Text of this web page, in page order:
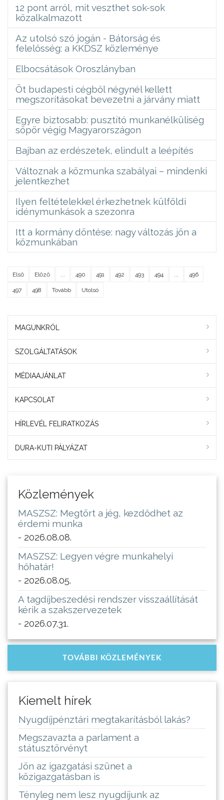
12 pont arról, mit veszthet sok-sok
közalkalmazott
Az utolsó szó jogán - Bátorság és
felelősség: a KKDSZ közleménye
Elbocsátások Oroszlányban
Öt budapesti cégből négynél kellett
megszorításokat bevezetni a járvány miatt
Egyre biztosabb: pusztító munkanélküliség
söpör végig Magyarországon
Bajban az erdészetek, elindult a leépítés
Változnak a közmunka szabályai – mindenki
jelentkezhet
Ilyen feltételekkel érkezhetnek külföldi
idénymunkások a szezonra
Itt a kormány döntése: nagy változás jön a
közmunkában
Első Előző 490 491 492 493 494 496
497 498 Tovább Utolsó
MAGUNKRÓL
SZOLGÁLTATÁSOK
MÉDIAAJÁNLAT
KAPCSOLAT
HÍRLEVÉL FELIRATKOZÁS
DURA-KUTI PÁLYÁZAT
Közlemények
MASZSZ: Megtört a jég, kezdődhet az
érdemi munka
- 2026.08.08.
MASZSZ: Legyen végre munkahelyi
hőhatár!
- 2026.08.05.
A tagdíjbeszedési rendszer visszaállítását
kérik a szakszervezetek
- 2026.07.31.
TOVÁBBI KÖZLEMÉNYEK
Kiemelt hírek
Nyugdíjpénztári megtakarításból lakás?
Megszavazta a parlament a
státusztörvényt
Jön az igazgatási szünet a
közigazgatásban is
Tényleg nem lesz nyugdíjunk az